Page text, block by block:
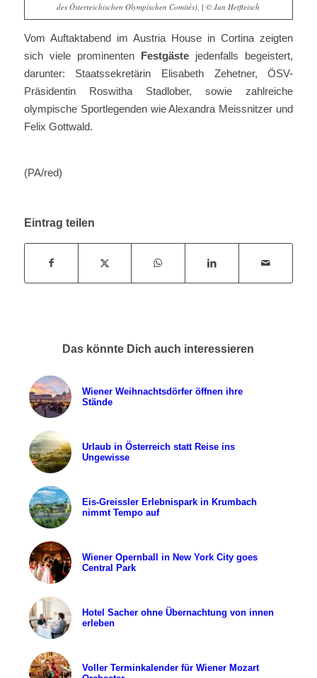
des Österreichischen Olympischen Comités). | © Jan Hetfleisch
Vom Auftaktabend im Austria House in Cortina zeigten
sich viele prominenten Festgäste jedenfalls begeistert,
darunter: Staatssekretärin Elisabeth Zehetner, ÖSV-
Präsidentin Roswitha Stadlober, sowie zahlreiche
olympische Sportlegenden wie Alexandra Meissnitzer und
Felix Gottwald.
(PA/red)
Eintrag teilen
Das könnte Dich auch interessieren
Wiener Weihnachtsdörfer öffnen ihre
Stände
Urlaub in Österreich statt Reise ins
Ungewisse
Eis-Greissler Erlebnispark in Krumbach
nimmt Tempo auf
Wiener Opernball in New York City goes
Central Park
Hotel Sacher ohne Übernachtung von innen
erleben
Voller Terminkalender für Wiener Mozart